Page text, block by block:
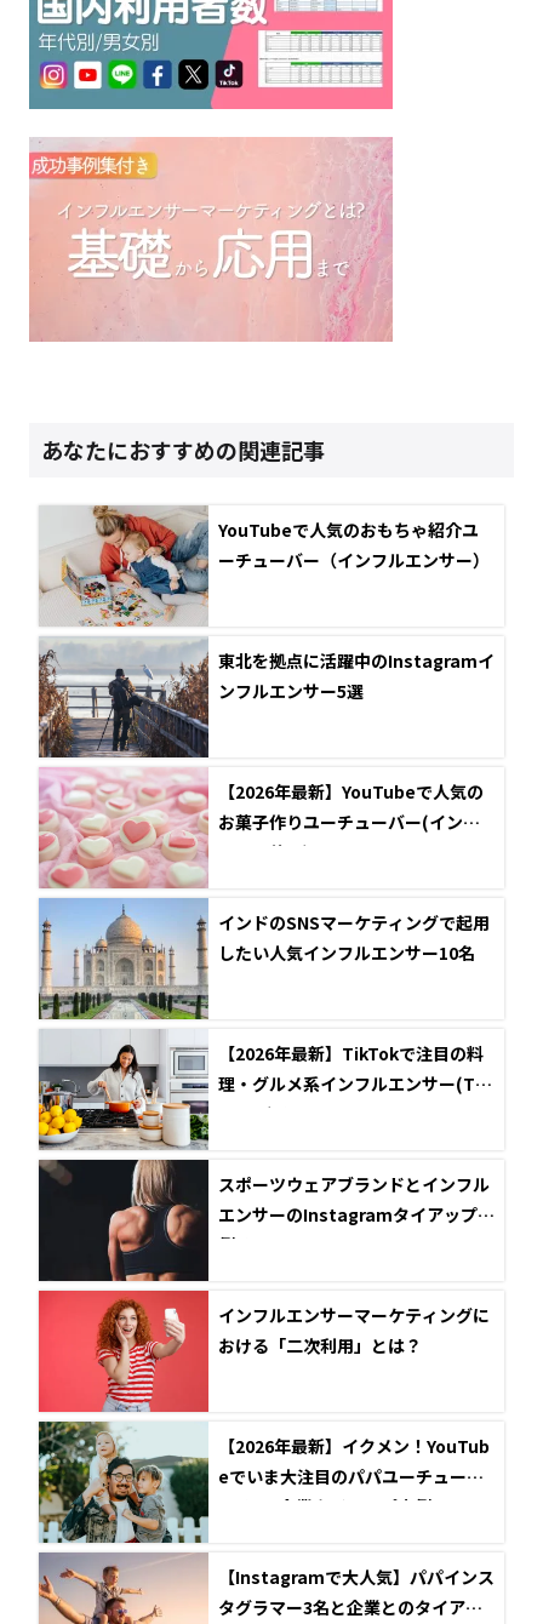
あなたにおすすめの関連記事
YouTubeで人気のおもちゃ紹介ユ
ーチューバー（インフルエンサー）
東北を拠点に活躍中のInstagramイ
ンフルエンサー5選
【2026年最新】YouTubeで人気の
お菓子作りユーチューバー(インフ
ルエンサー)
インドのSNSマーケティングで起用
したい人気インフルエンサー10名
【2026年最新】TikTokで注目の料
理・グルメ系インフルエンサー(Tik
Toker)5選
スポーツウェアブランドとインフル
エンサーのInstagramタイアップ事
例5選
インフルエンサーマーケティングに
おける「二次利用」とは？
【2026年最新】イクメン！YouTub
eでいま大注目のパパユーチューバ
ー4選と企業タイアップ事例
【Instagramで大人気】パパインス
タグラマー3名と企業とのタイアッ